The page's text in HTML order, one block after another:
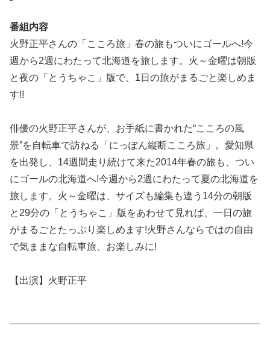
番組内容
火野正平さんの「こころ旅」春の旅もついにゴールへ!今
週から2週にわたって北海道を旅します。火～金曜は朝版
と夜の「とうちゃこ」版で、1日の旅がまるごと楽しめま
す!!
俳優の火野正平さんが、お手紙に書かれた“こころの風
景”を自転車で訪ねる「にっぽん縦断こころ旅」。愛知県
を出発し、14週間走り続けて来た2014年春の旅も、つい
にゴールの北海道へ!今週から2週にわたって夏の北海道を
旅します。火～金曜は、サイズも編集も違う14分の朝版
と29分の「とうちゃこ」版をあわせて見れば、一日の旅
がまるごとたっぷり楽しめます!火野さんならではの自由
で気ままな自転車旅、お楽しみに!
【出演】火野正平